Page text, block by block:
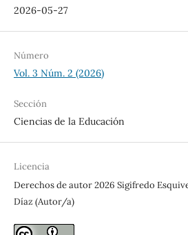
2026-05-27
Número
Vol. 3 Núm. 2 (2026)
Sección
Ciencias de la Educación
Licencia
Derechos de autor 2026 Sigifredo
Díaz (Autor/a)